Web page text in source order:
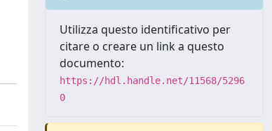
Utilizza questo identificativo per
citare o creare un link a questo
documento:
https://hdl.handle.net/11568/5296
0